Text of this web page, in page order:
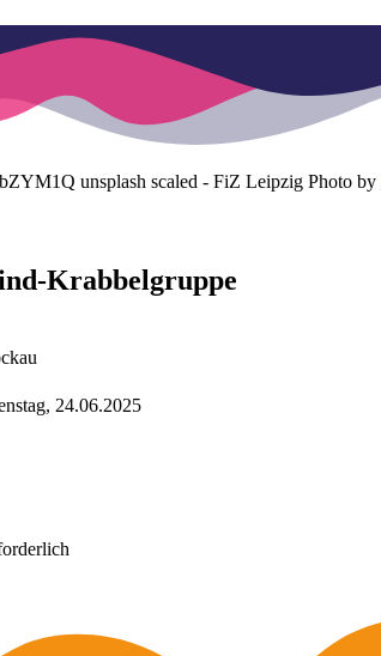
Photo by
Krabbelgruppe
24.06.2025